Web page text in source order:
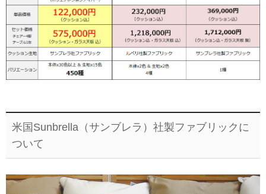
米国Sunbrella（サンブレラ）社製ファブリックに
ついて